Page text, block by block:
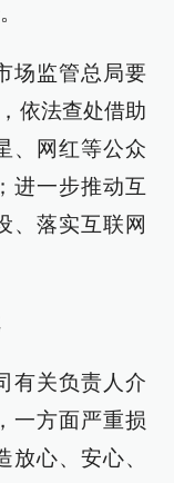
场监管总局要
依法查处借助
、网红等公众
进一步推动互
、落实互联网
有关负责人介
一方面严重损
心、安心、